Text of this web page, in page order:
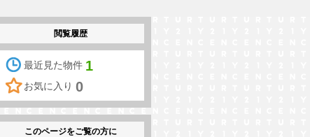
閲覧履歴
最近見た物件 1
お気に入り 0
このページをご覧の方に